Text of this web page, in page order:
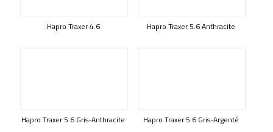
Hapro Traxer 4.6 Hapro Traxer 5.6 Anthracite
Hapro Traxer 5.6 Gris-Anthracite Hapro Traxer 5.6 Gris-Argenté